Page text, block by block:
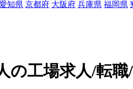
知県 京都府 大阪府 兵庫県 福岡県
の工場求人/転職